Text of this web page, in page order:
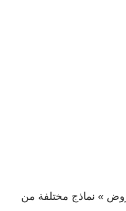
» نماذج مختلفة من